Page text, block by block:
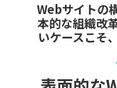
Webサイトの
本的な組織改
いケースこそ